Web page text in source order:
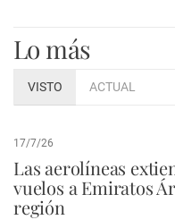
Lo más
VISTO ACTUAL
17/7/26
Las aerolíneas
vuelos a Emiratos
región